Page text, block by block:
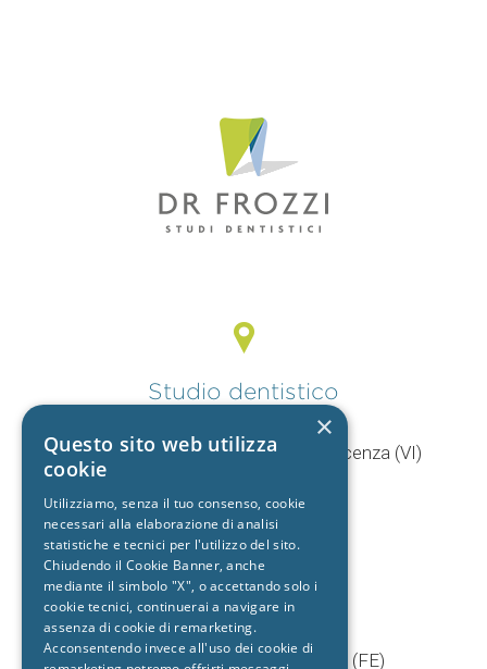
Studio dentistico
V.le Mercato Nuovo, 44/F 36100 Vicenza (VI)
+39 392 9402704
Studio dentistico
Cento
Via Baruffaldi, 5/1 44042 Cento (FE)
×
Questo sito web utilizza
cookie
Utilizziamo, senza il tuo consenso, cookie
necessari alla elaborazione di analisi
statistiche e tecnici per l'utilizzo del sito.
Chiudendo il Cookie Banner, anche
mediante il simbolo "X", o accettando solo i
cookie tecnici, continuerai a navigare in
assenza di cookie di remarketing.
Acconsentendo invece all'uso dei cookie di